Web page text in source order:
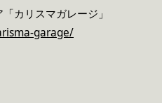
カリスマガレージ」
garage/